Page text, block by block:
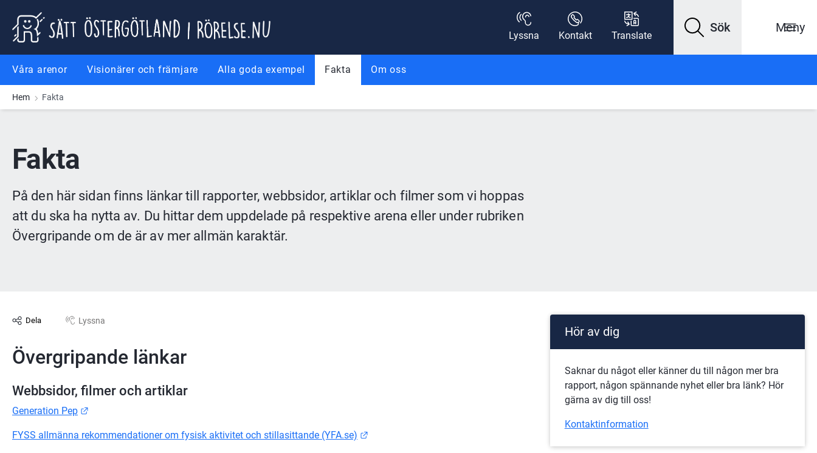
Gå till innehåll
Gå till meny
Gå till sidfot
Lyssna
Kontakt Translate
Sök Meny
Våra arenor Visionärer och främjare Alla goda exempel Fakta Om oss
Hem Fakta
Fakta
På den här sidan finns länkar till rapporter, webbsidor, artiklar och filmer som vi hoppas
att du ska ha nytta av. Du hittar dem uppdelade på respektive arena eller under rubriken
Övergripande om de är av mer allmän karaktär.
Dela Lyssna
Övergripande länkar
Webbsidor, filmer och artiklar
Generation Pep
FYSS allmänna rekommendationer om fysisk aktivitet och stillasittande (YFA.se)
Hör av dig
Saknar du något eller känner du till någon mer bra
rapport, någon spännande nyhet eller bra länk? Hör
gärna av dig till oss!
Kontaktinformation